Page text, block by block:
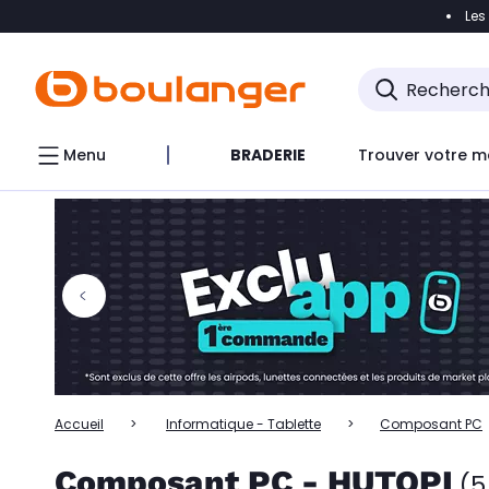
Accéder
Accéder directement au chatbot
Menu BRADERIE Trouver votre
Accueil Informatique - Tablette Composant PC